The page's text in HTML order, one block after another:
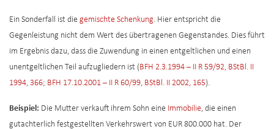
Ein Sonderfall ist die gemischte Schenkung. Hier entspricht die
Gegenleistung nicht dem Wert des übertragenen Gegenstandes. Dies führt
im Ergebnis dazu, dass die Zuwendung in einen entgeltlichen und einen
unentgeltlichen Teil aufzugliedern ist (BFH 2.3.1994 – II R 59/92, BStBl. II
1994, 366; BFH 17.10.2001 – II R 60/99, BStBl. II 2002, 165).
Beispiel: Die Mutter verkauft ihrem Sohn eine Immobilie, die einen
gutachterlich festgestellten Verkehrswert von EUR 800.000 hat. Der